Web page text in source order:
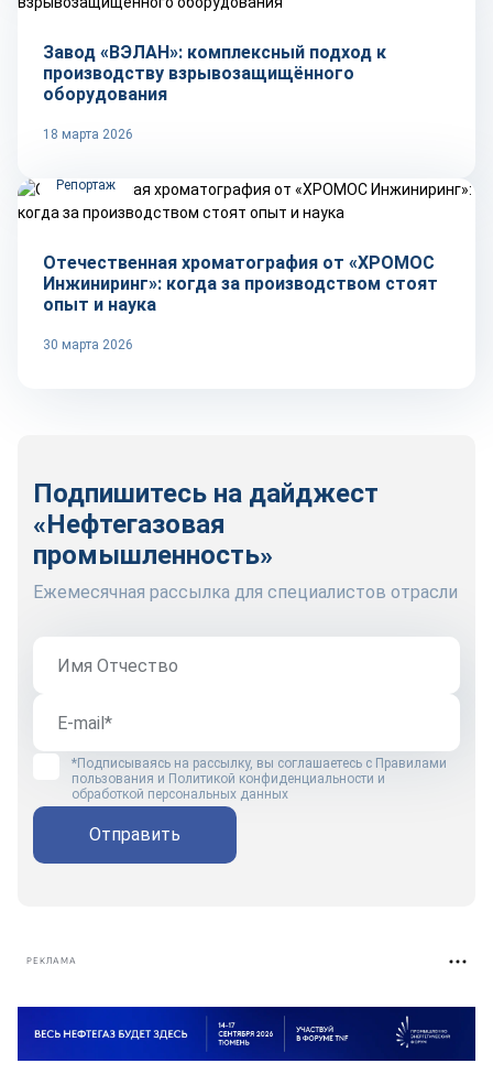
Завод «ВЭЛАН»: комплексный подход к
производству взрывозащищённого
оборудования
18 марта 2026
Репортаж
Отечественная хроматография от «ХРОМОС
Инжиниринг»: когда за производством стоят
опыт и наука
30 марта 2026
Подпишитесь на дайджест
«Нефтегазовая
промышленность»
Ежемесячная рассылка для специалистов отрасли
*Подписываясь на рассылку, вы соглашаетесь с Правилами
пользования и Политикой конфиденциальности и
обработкой персональных данных
Отправить
РЕКЛАМА